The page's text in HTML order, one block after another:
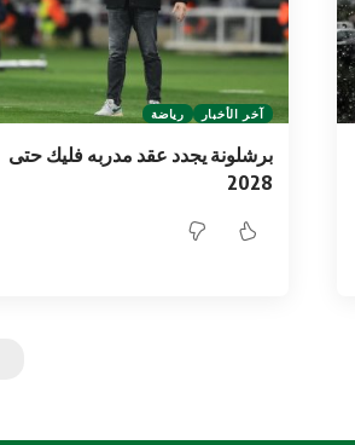
آخر الأخبار رياضة
برشلونة يجدد عقد مدربه فليك حتى
2028